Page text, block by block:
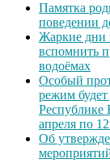
Памятка
поведении
Жаркие
вспомнить
водоёмах
Особый
режим будет
Республике
апреля по
Об